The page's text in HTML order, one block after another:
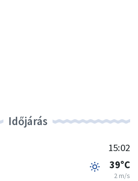
Időjárás
15:02
39°C
2 m/s